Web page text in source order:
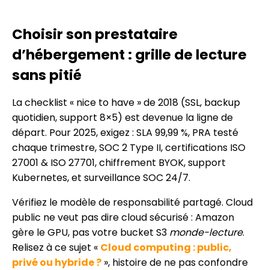
Choisir son prestataire
d’hébergement : grille de lecture
sans pitié
La checklist « nice to have » de 2018 (SSL, backup
quotidien, support 8×5) est devenue la ligne de
départ. Pour 2025, exigez : SLA 99,99 %, PRA testé
chaque trimestre, SOC 2 Type II, certifications ISO
27001 & ISO 27701, chiffrement BYOK, support
Kubernetes, et surveillance SOC 24/7.
Vérifiez le modèle de responsabilité partagé. Cloud
public ne veut pas dire cloud sécurisé : Amazon
gère le GPU, pas votre bucket S3 monde-lecture.
Relisez à ce sujet « Cloud computing : public,
privé ou hybride ? », histoire de ne pas confondre